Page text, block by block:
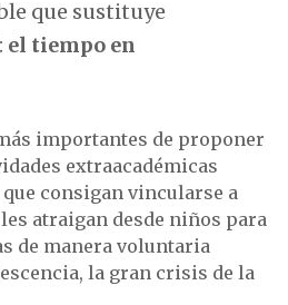
que sustituye
el tiempo en
importantes de proponer
extraacadémicas
consigan vincularse a
atraigan desde niños para
de manera voluntaria
la gran crisis de la